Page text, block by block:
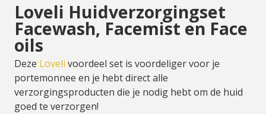
Loveli Huidverzorgingset
Facewash, Facemist en Face
oils
Deze Loveli voordeel set is voordeliger voor je
portemonnee en je hebt direct alle
verzorgingsproducten die je nodig hebt om de huid
goed te verzorgen!